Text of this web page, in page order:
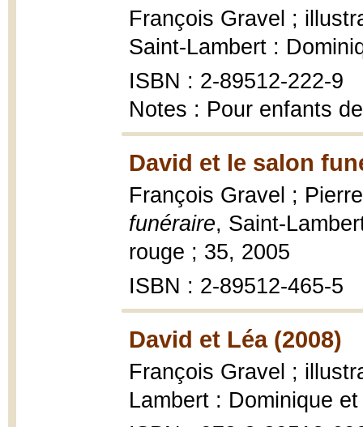
François Gravel ;
Saint-Lambert :
ISBN : 2-89512-222-9
Notes : Pour enfants
David et le salon
François Gravel ;
funéraire, Saint-
rouge ; 35, 2005
ISBN : 2-89512-465-5
David et Léa (2008)
François Gravel ;
Lambert : Dominique